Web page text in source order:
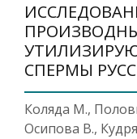
СПЕРМЫ
Коляда М.,
Осипова В.,